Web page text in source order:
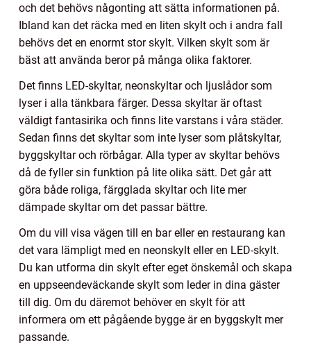
och det behövs någonting att sätta informationen på.
Ibland kan det räcka med en liten skylt och i andra fall
behövs det en enormt stor skylt. Vilken skylt som är
bäst att använda beror på många olika faktorer.
Det finns LED-skyltar, neonskyltar och ljuslådor som
lyser i alla tänkbara färger. Dessa skyltar är oftast
väldigt fantasirika och finns lite varstans i våra städer.
Sedan finns det skyltar som inte lyser som plåtskyltar,
byggskyltar och rörbågar. Alla typer av skyltar behövs
då de fyller sin funktion på lite olika sätt. Det går att
göra både roliga, färgglada skyltar och lite mer
dämpade skyltar om det passar bättre.
Om du vill visa vägen till en bar eller en restaurang kan
det vara lämpligt med en neonskylt eller en LED-skylt.
Du kan utforma din skylt efter eget önskemål och skapa
en uppseendeväckande skylt som leder in dina gäster
till dig. Om du däremot behöver en skylt för att
informera om ett pågående bygge är en byggskylt mer
passande.